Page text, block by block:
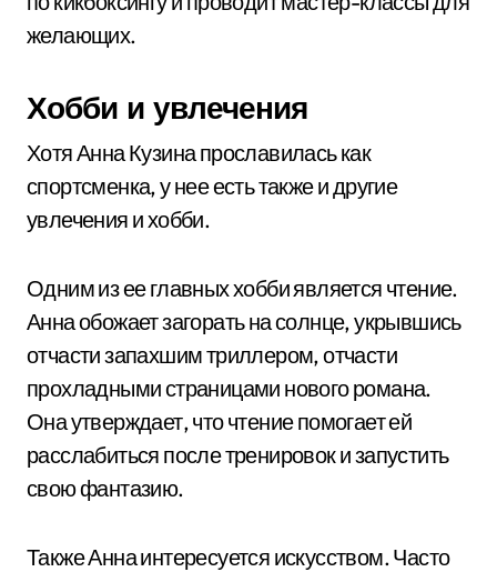
желающих.
Хобби и увлечения
Хотя Анна Кузина прославилась как
спортсменка, у нее есть также и другие
увлечения и хобби.
Одним из ее главных хобби является чтение.
Анна обожает загорать на солнце, укрывшись
отчасти запахшим триллером, отчасти
прохладными страницами нового романа.
Она утверждает, что чтение помогает ей
расслабиться после тренировок и запустить
свою фантазию.
Также Анна интересуется искусством. Часто